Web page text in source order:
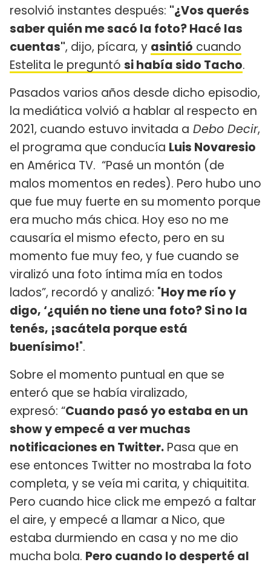
resolvió instantes después: "¿Vos querés
saber quién me sacó la foto? Hacé las
cuentas", dijo, pícara, y asintió cuando
Estelita le preguntó si había sido Tacho.
Pasados varios años desde dicho episodio,
la mediática volvió a hablar al respecto en
2021, cuando estuvo invitada a Debo Decir,
el programa que conducía Luis Novaresio
en América TV. “Pasé un montón (de
malos momentos en redes). Pero hubo uno
que fue muy fuerte en su momento porque
era mucho más chica. Hoy eso no me
causaría el mismo efecto, pero en su
momento fue muy feo, y fue cuando se
viralizó una foto íntima mía en todos
lados”, recordó y analizó: "Hoy me río y
digo, ‘¿quién no tiene una foto? Si no la
tenés, ¡sacátela porque está
buenísimo!".
Sobre el momento puntual en que se
enteró que se había viralizado,
expresó: “Cuando pasó yo estaba en un
show y empecé a ver muchas
notificaciones en Twitter. Pasa que en
ese entonces Twitter no mostraba la foto
completa, y se veía mi carita, y chiquitita.
Pero cuando hice click me empezó a faltar
el aire, y empecé a llamar a Nico, que
estaba durmiendo en casa y no me dio
mucha bola. Pero cuando lo desperté al